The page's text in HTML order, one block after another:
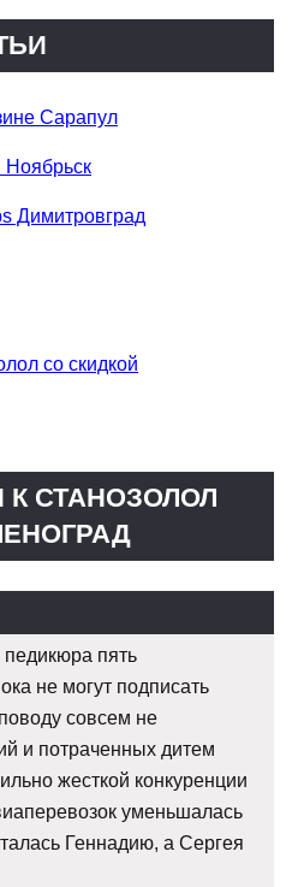
Сарапул
Ноябрьск
Димитровград
со скидкой
СТАНОЗОЛОЛ
пять
не могут подписать
совсем не
и потраченных дитем
жесткой конкуренции
уменьшалась
Геннадию, а Сергея